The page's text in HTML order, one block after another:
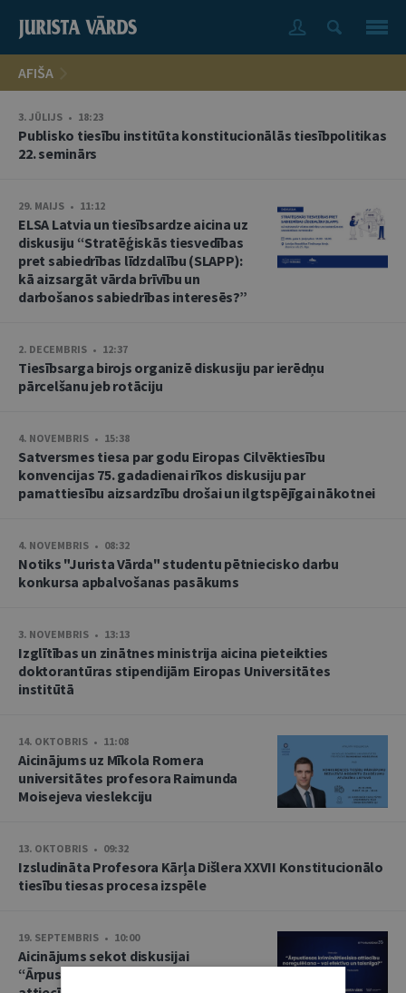
AFIŠA
3. JŪLIJS • 18:23
Publisko tiesību institūta konstitucionālās tiesībpolitikas
22. seminārs
29. MAIJS • 11:12
ELSA Latvia un tiesībsardze aicina uz
diskusiju “Stratēģiskās tiesvedības
pret sabiedrības līdzdalību (SLAPP):
kā aizsargāt vārda brīvību un
darbošanos sabiedrības interesēs?”
2. DECEMBRIS • 12:37
Tiesībsarga birojs organizē diskusiju par ierēdņu
pārcelšanu jeb rotāciju
4. NOVEMBRIS • 15:38
Satversmes tiesa par godu Eiropas Cilvēktiesību
konvencijas 75. gadadienai rīkos diskusiju par
pamattiesību aizsardzību drošai un ilgtspējīgai nākotnei
4. NOVEMBRIS • 08:32
Notiks "Jurista Vārda" studentu pētniecisko darbu
konkursa apbalvošanas pasākums
3. NOVEMBRIS • 13:13
Izglītības un zinātnes ministrija aicina pieteikties
doktorantūras stipendijām Eiropas Universitātes
institūtā
14. OKTOBRIS • 11:08
Aicinājums uz Mīkola Romera
universitātes profesora Raimunda
Moisejeva vieslekciju
13. OKTOBRIS • 09:32
Izsludināta Profesora Kārļa Dišlera XXVII Konstitucionālo
tiesību tiesas procesa izspēle
19. SEPTEMBRIS • 10:00
Aicinājums sekot diskusijai
“Ārpustiesas krimināltiesisko